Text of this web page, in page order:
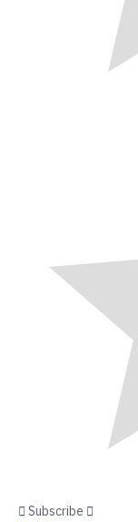
Subscribe